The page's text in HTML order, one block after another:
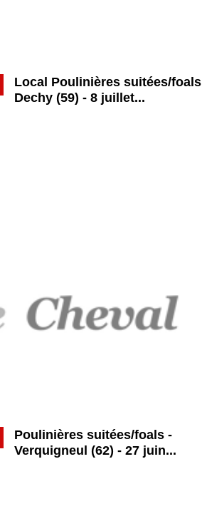
Local Poulinières suitées/foals
Dechy (59) - 8 juillet...
Poulinières suitées/foals -
Verquigneul (62) - 27 juin...